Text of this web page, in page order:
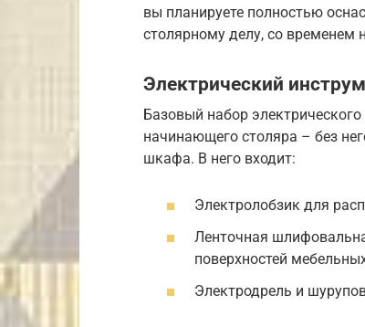
вы планируете полностью
столярному делу, со временем
Электрический
Базовый набор
начинающего столяра – без
шкафа. В него входит:
Электролобзик для
Ленточная
поверхностей
Электродрель и